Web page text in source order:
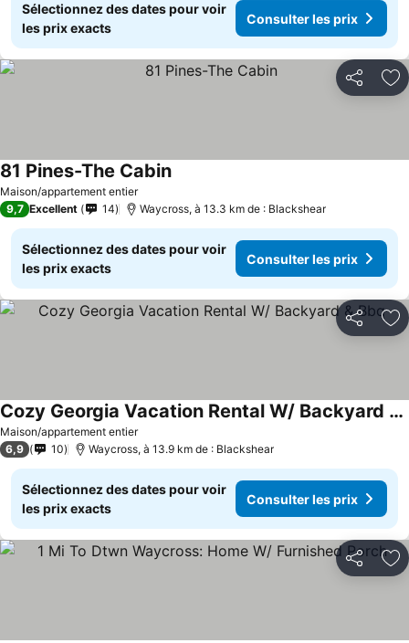
Sélectionnez des dates pour voir
les prix exacts
Consulter les prix
Partager
Maison/appartement entier
81 Pines-The Cabin
9,7 Excellent 14 Waycross, à 13.3 km de : Blackshear
Sélectionnez des dates pour voir
les prix exacts
Consulter les prix
Partager
Maison/appartement entier
Cozy Georgia Vacation Rental W/ Backyard & Bbq
6,9 10 Waycross, à 13.9 km de : Blackshear
Sélectionnez des dates pour voir
les prix exacts
Consulter les prix
Partager